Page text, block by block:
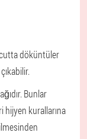
döküntüler
Bunlar
hijyen kurallarına